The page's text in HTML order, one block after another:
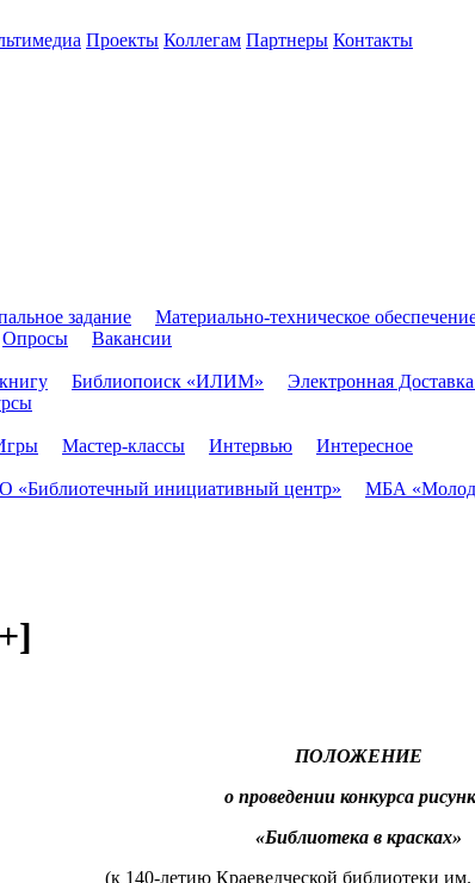
Проекты Коллегам Партнеры Контакты
задание Материально-техническое
Опросы
Вакансии
Библиопоиск «ИЛИМ» Электронная
Мастер-классы Интервью
Интересное
«Библиотечный инициативный центр» МБА
ПОЛОЖЕНИЕ
о проведении конкурса
«Библиотека в красках»
(к 140-летию Краеведческой библиотеки